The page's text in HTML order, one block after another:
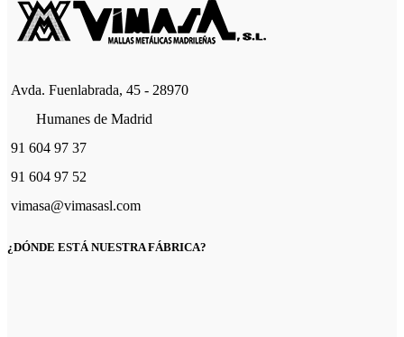
Avda. Fuenlabrada, 45 - 28970
Humanes de Madrid
91 604 97 37
91 604 97 52
vimasa@vimasasl.com
¿DÓNDE ESTÁ NUESTRA FÁBRICA?